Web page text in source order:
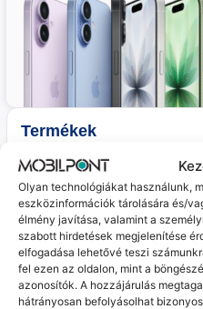
Olyan technológiákat használunk,
eszközinformációk tárolására és/
élmény javítása, valamint a
szabott hirdetések megjelenítése
elfogadása lehetővé teszi
fel ezen az oldalon, mint a
azonosítók. A hozzájárulás
hátrányosan befolyásolhat
Termékek
Jelenleg nincs